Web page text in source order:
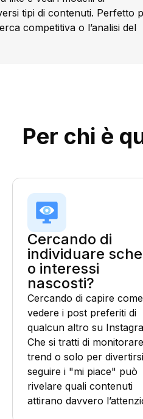
tipi di contenuti. Perfetto
competitiva o l’analisi del
Per chi è
Cercando di
individuare
o interessi
nascosti?
Cercando di capire come
vedere i post preferiti di
qualcun altro su
Che si tratti di
trend o solo per
seguire i "mi piace" può
rivelare quali contenuti
attirano davvero